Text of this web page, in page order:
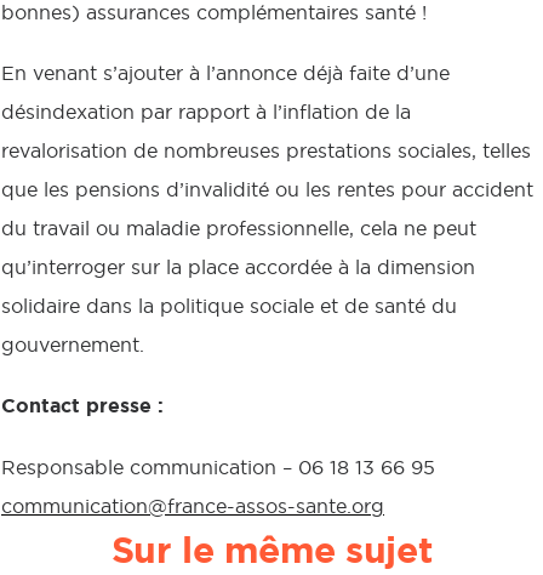
bonnes) assurances complémentaires santé !
En venant s’ajouter à l’annonce déjà faite d’une
désindexation par rapport à l’inflation de la
revalorisation de nombreuses prestations sociales, telles
que les pensions d’invalidité ou les rentes pour accident
du travail ou maladie professionnelle, cela ne peut
qu’interroger sur la place accordée à la dimension
solidaire dans la politique sociale et de santé du
gouvernement.
Contact presse :
Responsable communication – 06 18 13 66 95
communication@france-assos-sante.org
Sur le même sujet